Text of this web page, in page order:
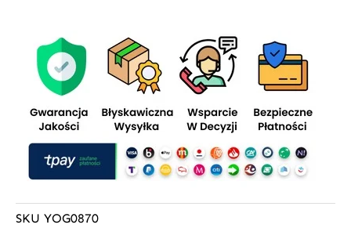
SKU YOG0870